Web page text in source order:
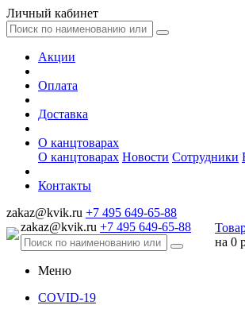
Личный кабинет
Акции
Оплата
Доставка
О канцтоварах
О канцтоварах Новости Сотрудники
Контакты
zakaz@kvik.ru +7 495 649-65-88
zakaz@kvik.ru +7 495 649-65-88
на 0
Меню
COVID-19